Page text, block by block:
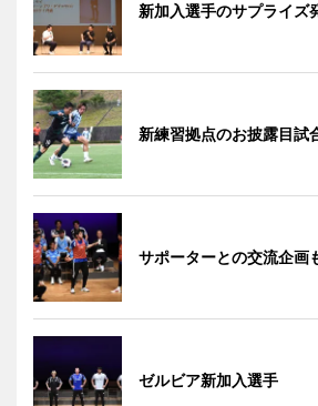
新加入選手のサプライズ
新練習拠点のお披露目試
サポーターとの交流企画
ゼルビア新加入選手